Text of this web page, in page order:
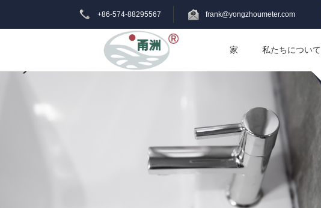
+86-574-88295567 frank@yongzhoumeter.com
家 私たちについて